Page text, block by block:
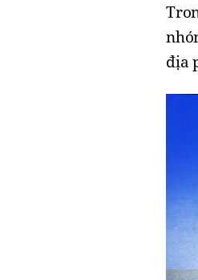
địa